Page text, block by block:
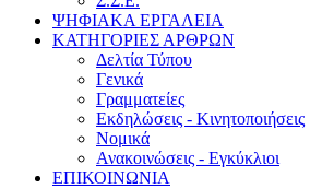
ΨΗΦΙΑΚΑ ΕΡΓΑΛΕΙΑ
ΚΑΤΗΓΟΡΙΕΣ ΑΡΘΡΩΝ
Δελτία Τύπου
Γενικά
Γραμματείες
Εκδηλώσεις - Κινητοποιήσεις
Νομικά
Ανακοινώσεις - Εγκύκλιοι
ΕΠΙΚΟΙΝΩΝΙΑ